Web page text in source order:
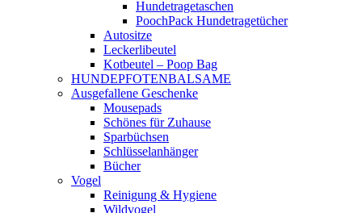
Hundetragetaschen
PoochPack Hundetragetücher
Autositze
Leckerlibeutel
Kotbeutel – Poop Bag
HUNDEPFOTENBALSAME
Ausgefallene Geschenke
Mousepads
Schönes für Zuhause
Sparbüchsen
Schlüsselanhänger
Bücher
Vogel
Reinigung & Hygiene
Wildvogel